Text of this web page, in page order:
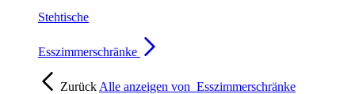
Stehtische
Esszimmerschränke
Zurück Alle anzeigen von Esszimmerschränke